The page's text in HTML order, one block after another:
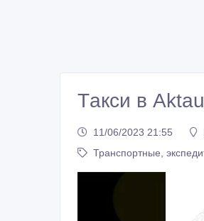
Tакси в
11/06/2023 21:55
Транспортные,